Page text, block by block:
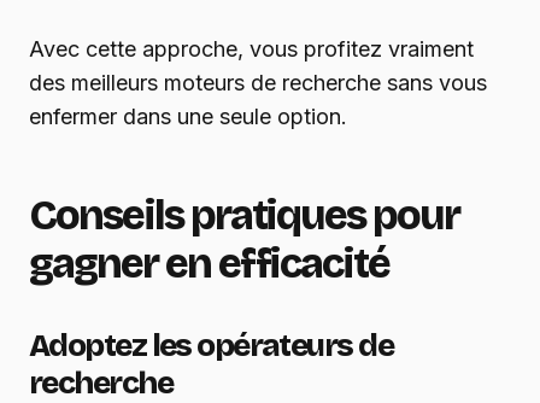
Avec cette approche, vous profitez vraiment
des meilleurs moteurs de recherche sans vous
enfermer dans une seule option.
Conseils pratiques pour
gagner en efficacité
Adoptez les opérateurs de
recherche